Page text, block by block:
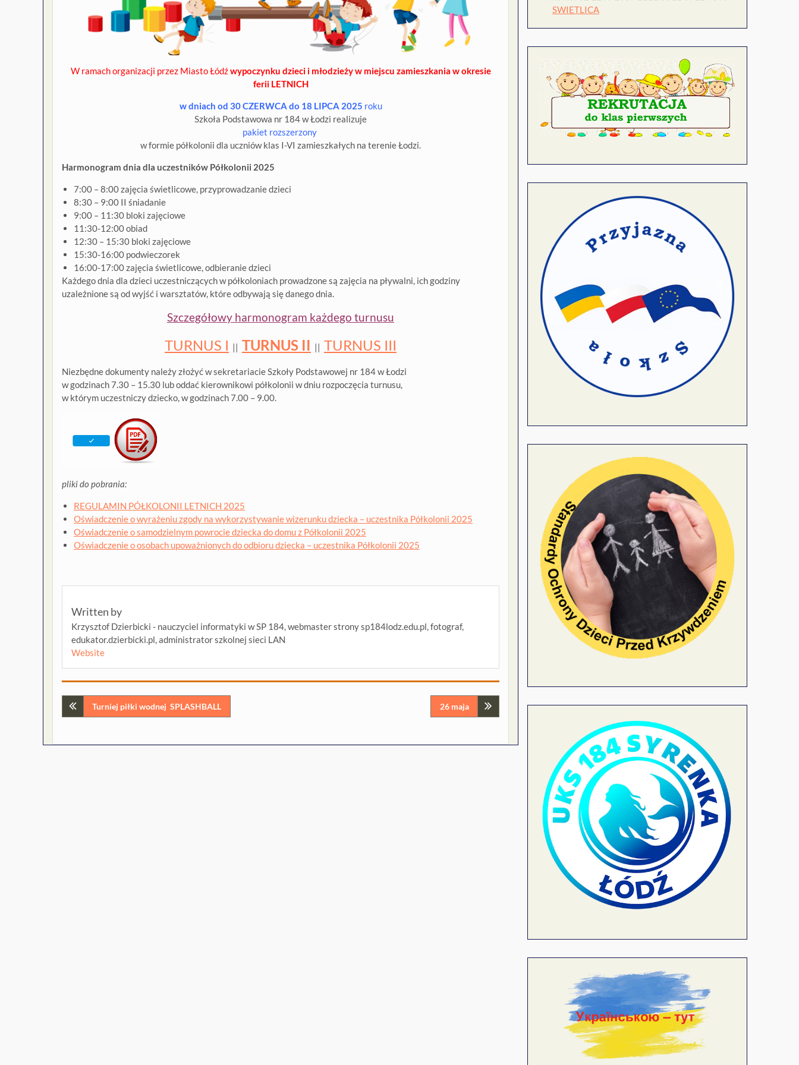
W ramach organizacji przez Miasto Łódźwypoczynku dzieci i młodzieży w miejscu zamieszkania w okresie
ferii LETNICH
w dniach od 30 CZERWCA do 18 LIPCA 2025 roku
Szkoła Podstawowa nr 184 w Łodzi realizuje
pakiet rozszerzony
w formie półkolonii dla uczniów klas I-VI zamieszkałych na terenie Łodzi.
Harmonogram dnia dla uczestników Półkolonii 2025
7:00 – 8:00 zajęcia świetlicowe, przyprowadzanie dzieci
8:30 – 9:00 II śniadanie
9:00 – 11:30 bloki zajęciowe
11:30-12:00 obiad
12:30 – 15:30 bloki zajęciowe
15:30-16:00 podwieczorek
16:00-17:00 zajęcia świetlicowe, odbieranie dzieci
Każdego dnia dla dzieci uczestniczących w półkoloniach prowadzone są zajęcia na pływalni, ich godziny
uzależnione są od wyjść i warsztatów, które odbywają się danego dnia.
Szczegółowy harmonogram każdego turnusu
TURNUS I || TURNUS II || TURNUS III
Niezbędne dokumenty należy złożyć w sekretariacie Szkoły Podstawowej nr 184 w Łodzi
w godzinach 7.30 – 15.30 lub oddać kierownikowi półkolonii w dniu rozpoczęcia turnusu,
w którym uczestniczy dziecko, w godzinach 7.00 – 9.00.
pliki do pobrania:
REGULAMIN PÓŁKOLONII LETNICH 2025
Oświadczenie o wyrażeniu zgody na wykorzystywanie wizerunku dziecka – uczestnika Półkolonii 2025
Oświadczenie o samodzielnym powrocie dziecka do domu z Półkolonii 2025
Oświadczenie o osobach upoważnionych do odbioru dziecka – uczestnika Półkolonii 2025
Written by
Krzysztof Dzierbicki - nauczyciel informatyki w SP 184, webmaster strony sp184lodz.edu.pl, fotograf,
edukator.dzierbicki.pl, administrator szkolnej sieci LAN
Website
Nawigacja
Turniej piłki wodnej SPLASHBALL 26 maja
SWIETLICA